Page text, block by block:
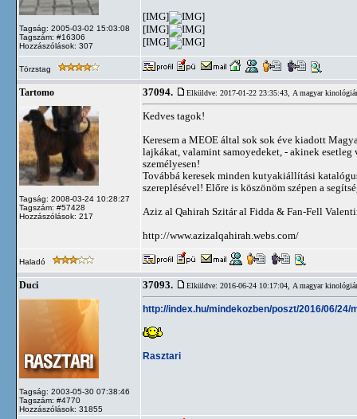
Tagság: 2005-03-02 15:03:08
Tagszám: #16306
Hozzászólások: 307
[IMG]
[IMG]
[IMG]
Törzstag
Tartomo
Tagság: 2008-03-24 10:28:27
Tagszám: #57428
Hozzászólások: 217
37094. Elküldve: 2017-01-22 23:35:43, A magyar
Kedves tagok!
Keresem a MEOE által sok sok éve kiadott
lajkákat, valamint samoyedeket, - akinek esetleg
személyesen!
Továbbá keresek minden kutyakiállítási
szereplésével! Előre is köszönöm szépen a
Aziz al Qahirah Szitár al Fidda & Fan-Fell
http://www.azizalqahirah.webs.com/
Haladó
Duci
Tagság: 2003-05-30 07:38:46
Tagszám: #4770
Hozzászólások: 31855
37093. Elküldve: 2016-06-24 10:17:04, A magyar
http://index.hu/mindekozben/poszt/2016/06/
Rasztari